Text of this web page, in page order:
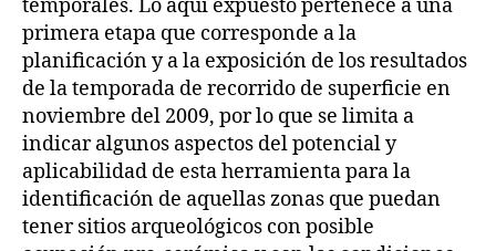
temporales. Lo aquí expuesto pertenece a una
primera etapa que corresponde a la
planificación y a la exposición de los resultados
de la temporada de recorrido de superficie en
noviembre del 2009, por lo que se limita a
indicar algunos aspectos del potencial y
aplicabilidad de esta herramienta para la
identificación de aquellas zonas que puedan
tener sitios arqueológicos con posible